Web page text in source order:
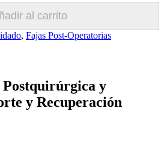
al carrito
, Fajas Post-Operatorias
Postquirúrgica y
y Recuperación